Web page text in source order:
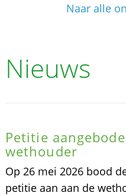
Naar alle
Nieuws
Petitie
wethouder
Op 26 mei 2026 bood
petitie aan aan de